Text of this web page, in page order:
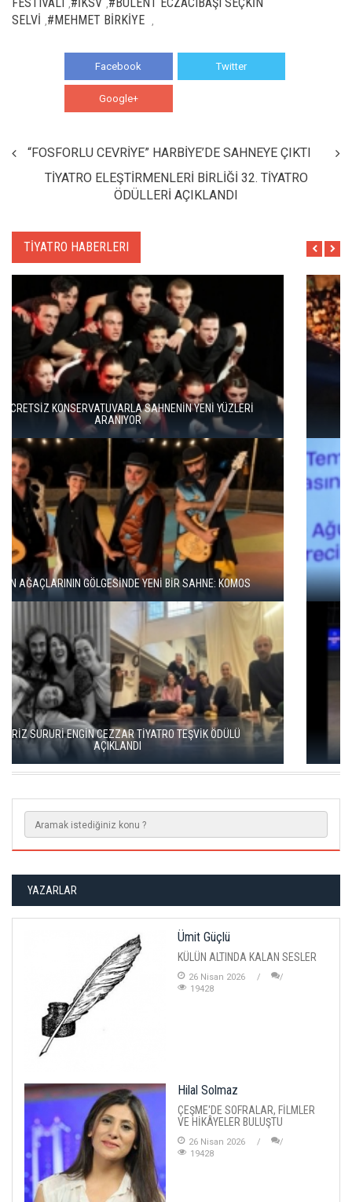
SELVİ #MEHMET BİRKİYE
Facebook Twitter
Google+
“FOSFORLU CEVRİYE” HARBİYE’DE SAHNEYE ÇIKTI
TİYATRO ELEŞTİRMENLERİ BİRLİĞİ 32. TİYATRO
ÖDÜLLERİ AÇIKLANDI
TİYATRO HABERLERI
BERGAMA BİR KEZ DAHA TİYATRONUN SAHNESİ OLUYOR
BBT’DE REKOR SEYİRCİ, YENİ REPERTUVAR
KISALAR, ÇAĞIN ÇELİŞKİLERİNİ SAHNEYE TAŞIYOR
YAZARLAR
Ümit Güçlü
KÜLÜN ALTINDA KALAN SESLER
26 Nisan 2026
19428
Hilal Solmaz
ÇEŞME'DE SOFRALAR, FİLMLER
VE HİKÂYELER BULUŞTU
26 Nisan 2026
19428